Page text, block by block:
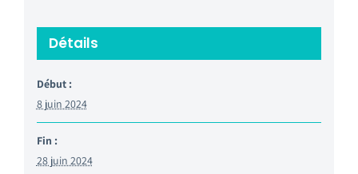
Détails
Début :
8 juin 2024
Fin :
28 juin 2024